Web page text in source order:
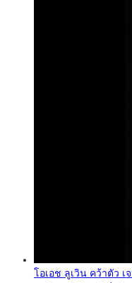
โอเอช ลูเวิน คว้าตัว